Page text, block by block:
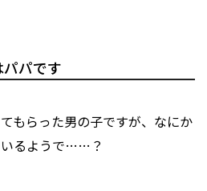
パです
もらった男の子ですが、なにか
いるようで……？